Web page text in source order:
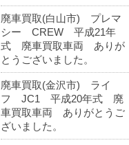
廃車買取(白山市) プレマ
シー CREW 平成21年
式 廃車買取車両 ありが
とうございました。
廃車買取(金沢市) ライ
フ JC1 平成20年式 廃
車買取車両 ありがとうご
ざいました。